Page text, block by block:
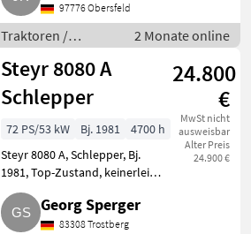
Traktometer seine Funktion
eingestellt hat. Der 760er ist
sowei
97776 Obersfeld
Traktoren /
Standard
Traktoren
2 Monate online
Steyr 8080 A
Schlepper
24.800
€
MwSt nicht
ausweisbar
Alter Preis
24.900 €
72 PS/53 kW Bj. 1981
4700 h
Steyr 8080 A, Schlepper, Bj.
1981, Top-Zustand, keinerlei
Rost, optisch aufbereitet, auch
in Richtung Schräghauber, alles
sauber im Blech, Tür auch re.,
Georg Sperger
83308 Trostberg